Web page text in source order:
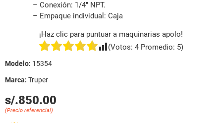
– Conexión: 1/4″ NPT.
– Empaque individual: Caja
¡Haz clic para puntuar a maquinarias apolo!
(Votos: 4 Promedio: 5)
Modelo: 15354
Marca: Truper
s/.850.00
(Precio referencial)